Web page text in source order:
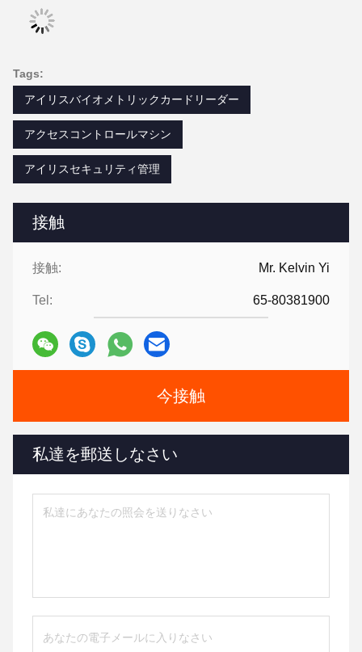
接触
接触: Mr. Kelvin Yi
Tel: 65-80381900
今接触
私達を郵送しなさい
Tags:
アイリスバイオメトリックカードリーダー
アクセスコントロールマシン
アイリスセキュリティ管理